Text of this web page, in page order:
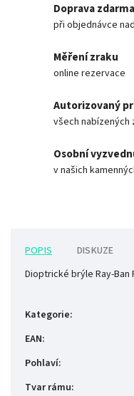
Doprava zdarma
při objednávce
Měření zraku
online rezervace
Autorizovaný
všech nabízených
Osobní
v našich
POPIS DISKUZE
Dioptrické brýle Ray-Ban
Kategorie:
EAN:
Pohlaví:
Tvar rámu: